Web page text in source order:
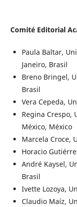
Comité Editorial
Paula Baltar,
Janeiro, Brasil
Breno Bringel,
Brasil
Vera Cepeda,
Regina Crespo,
México, México
Marcela Croce,
Horacio
André Kaysel,
Brasil
Ivette Lozoya,
Claudio Maíz,